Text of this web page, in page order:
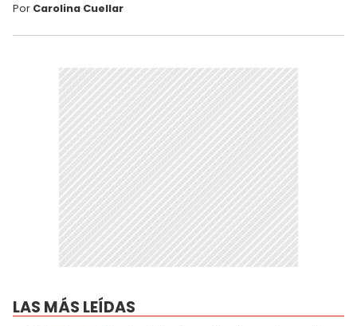
Por Carolina Cuellar
LAS MÁS LEÍDAS